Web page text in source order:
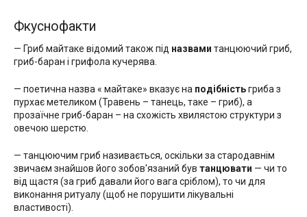
Фкуснофакти
— Гриб майтаке відомий також під назвами танцюючий гриб,
гриб-баран і грифола кучерява.
— поетична назва « майтаке» вказує на подібністьгриба з
пурхає метеликом (Травень – танець, таке – гриб), а
прозаїчне гриб-баран – на схожість хвилястою структури з
овечою шерстю.
— танцюючим гриб називається, оскільки за стародавнім
звичаєм знайшов його зобов'язаний був танцювати — чи то
від щастя (за гриб давали його вага сріблом), то чи для
виконання ритуалу (щоб не порушити лікувальні
властивості).